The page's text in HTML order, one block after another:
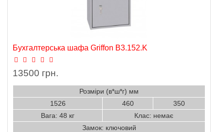
Бухгалтерська шафа Griffon B3.152.K
13500 грн.
Розміри (в*ш*г) мм
1526
460
350
Вага: 48 кг
Клас: немає
Замок: ключовий